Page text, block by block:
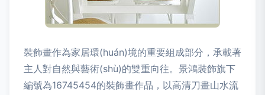
裝飾畫作為家居環(huán)境的重要組成部分，承載著
主人對自然與藝術(shù)的雙重向往。景鴻裝飾旗下
編號為16745454的裝飾畫作品，以高清刀畫山水流